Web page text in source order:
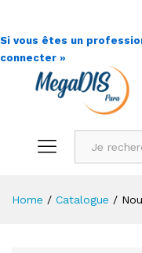
Si vous êtes un
connecter »
Home / Catalogue /